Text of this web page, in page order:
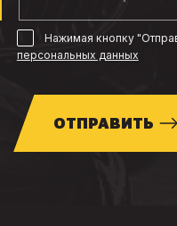
Нажимая кнопку
персональных данных
ОТПРАВИТЬ